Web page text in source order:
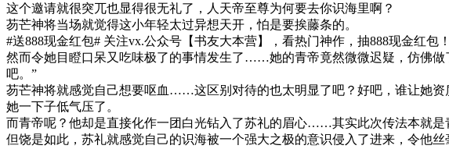
这个邀请就很突兀也显得很无礼了，人天帝至尊为何要去你识海里啊？
芴芒神将当场就觉得这小年轻太过异想天开，怕是要挨藤条的。
#送888现金红包# 关注vx.公众号【书友大本营】，看热门神作，抽888现金红包！
然而令她目瞪口呆又吃味极了的事情发生了……她的青帝竟然微微迟疑，仿佛做
吧。”
芴芒神将就感觉自己想要呕血……这区别对待的也太明显了吧？好吧，谁让她
她一下子低气压了。
而青帝呢？他却是直接化作一团白光钻入了苏礼的眉心……其实此次传法本就是
但饶是如此，苏礼就感觉自己的识海被一个强大之极的意识侵入了进来，令他丝